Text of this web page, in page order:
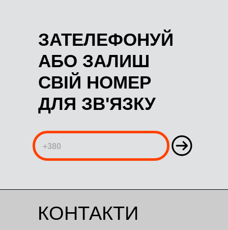
ЗАТЕЛЕФОНУЙ
АБО ЗАЛИШ
СВІЙ НОМЕР
ДЛЯ ЗВ'ЯЗКУ
КОНТАКТИ